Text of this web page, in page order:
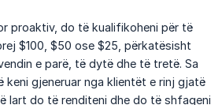
proaktiv, do të kualifikoheni për të
$100, $50 ose $25, përkatësisht
e parë, të dytë dhe të tretë. Sa
keni gjeneruar nga klientët e rinj gjatë
lart do të renditeni dhe do të shfaqeni